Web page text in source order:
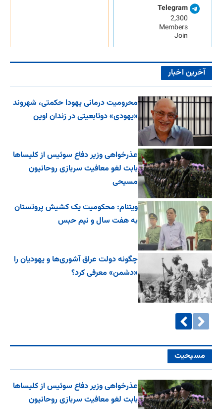
Telegram
2,300
Members
Join
آخرین اخبار
محرومیت درمانی یهودا حکمتی، شهروند
«یهودی» دوتابعیتی در زندان اوین
عذرخواهی وزیر دفاع سوئیس از کلیساها
بابت لغو معافیت سربازی روحانیون
مسیحی
ویتنام: محکومیت یک کشیش پروتستان
به هفت سال و نیم حبس
چگونه دولت عراق آشوری‌ها و یهودیان را
«دشمن» معرفی کرد؟
مسیحیت
عذرخواهی وزیر دفاع سوئیس از کلیساها
بابت لغو معافیت سربازی روحانیون